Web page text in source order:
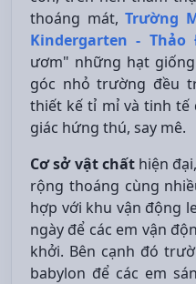
thoáng mát,Trường
Kindergarten - Thảo
ươm" những hạt
góc nhỏ trường đều
thiết kế tỉ mỉ và tinh tế
giác hứng thú, say mê.
Cơ sở vật chấthiện
rộng thoáng cùng
hợp với khu vận động
ngày để các em vận
khởi. Bên cạnh đó
babylon để các em